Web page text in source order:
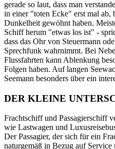
gerade so laut, dass man
in einer "toten Ecke" erst mal ab,
Dunkelheit gewöhnt haben.
Schiff herum "etwas los ist" -
dass das Ohr von Steuermann
Sprechfunk wahrnimmt. Bei
Flussfahrten kann Ablenkung
Folgen haben. Auf langen
Seemann besonders über ein
DER KLEINE
Frachtschiff und Passagierschiff
wie Lastwagen und
Der Passagier, der sich für ein
naturgemäß in Bezug auf Service